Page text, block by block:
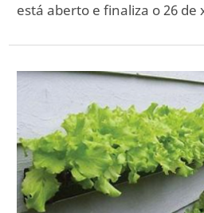
está aberto e finaliza o 26 de